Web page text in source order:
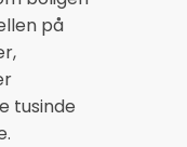
på
tusinde